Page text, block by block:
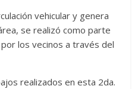
vehicular y genera
se realizó como parte
los vecinos a través del
realizados en esta 2da.